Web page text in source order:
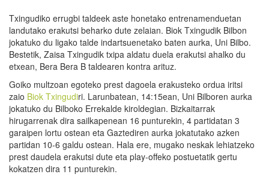
Txingudiko errugbi taldeek aste honetako entrenamenduetan
landutako erakutsi beharko dute zelaian. Biok Txingudik Bilbon
jokatuko du ligako talde indartsuenetako baten aurka, Uni Bilbo.
Bestetik, Zaisa Txingudik txipa aldatu duela erakutsi ahalko du
etxean, Bera Bera B taldearen kontra arituz.
Goiko multzoan egoteko prest dagoela erakusteko ordua iritsi
zaio Biok Txingudiri. Larunbatean, 14:15ean, Uni Bilboren aurka
jokatuko du Bilboko Errekalde kiroldegian. Bizkaitarrak
hirugarrenak dira sailkapenean 16 punturekin, 4 partidatan 3
garaipen lortu ostean eta Gaztediren aurka jokatutako azken
partidan 10-6 galdu ostean. Hala ere, mugako neskak lehiatzeko
prest daudela erakutsi dute eta play-offeko postuetatik gertu
kokatzen dira 11 punturekin.